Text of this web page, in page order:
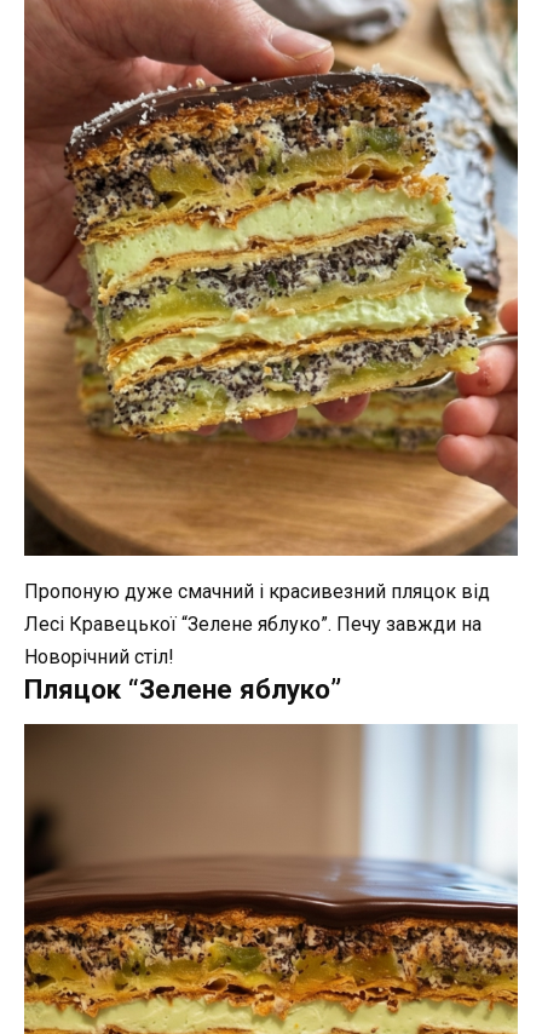
Пропоную дуже смачний і красивезний пляцок від
Лесі Кравецької “Зелене яблуко”. Печу завжди на
Новорічний стіл!
Пляцок “Зелене яблуко”